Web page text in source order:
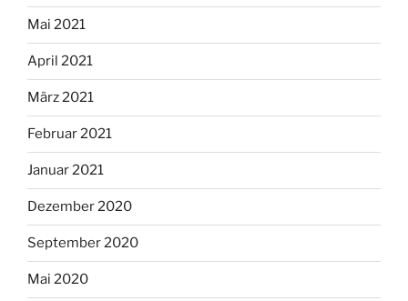
Mai 2021
April 2021
März 2021
Februar 2021
Januar 2021
Dezember 2020
September 2020
Mai 2020